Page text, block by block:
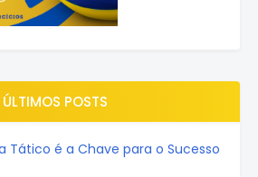
ÚLTIMOS POSTS
Tático é a Chave para o Sucesso